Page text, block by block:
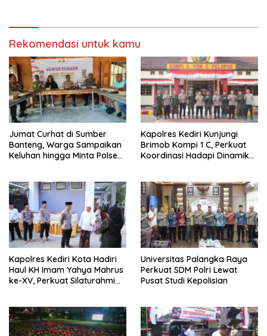
Rekomendasi untuk kamu
Jumat Curhat di Sumber
Banteng, Warga Sampaikan
Keluhan hingga Minta Polsek
Kapolres Kediri Kunjungi
Brimob Kompi 1 C, Perkuat
Koordinasi Hadapi Dinamika
Kapolres Kediri Kota Hadiri
Haul KH Imam Yahya Mahrus
ke-XV, Perkuat Silaturahmi
Universitas Palangka Raya
Perkuat SDM Polri Lewat
Pusat Studi Kepolisian